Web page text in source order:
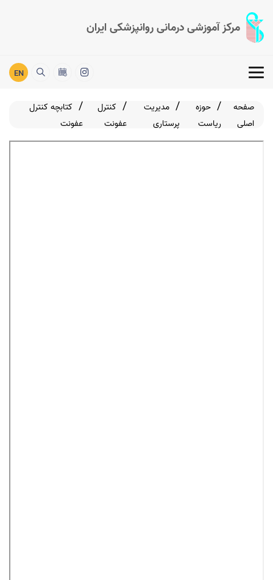
مرکز آموزشی درمانی روانپزشکی ایران
EN
صفحه
اصلی
حوزه
ریاست
مدیریت
پرستاری
کنترل
عفونت
کتابچه کنترل
عفونت